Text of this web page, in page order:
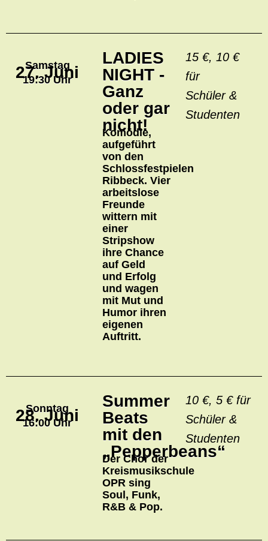
Samstag
27. Juni
19:30 Uhr
LADIES
NIGHT -
Ganz
oder gar
nicht!
Komödie,
aufgeführt
von den
Schlossfestpielen
Ribbeck. Vier
arbeitslose
Freunde
wittern mit
einer
Stripshow
ihre Chance
auf Geld
und Erfolg
und wagen
mit Mut und
Humor ihren
eigenen
Auftritt.
15 €, 10 €
für
Schüler &
Studenten
Sonntag
28. Juni
16:00 Uhr
Summer
Beats
mit den
„Pepperbeans“
Der Chor der
Kreismusikschule
OPR sing
Soul, Funk,
R&B & Pop.
10 €, 5 € für
Schüler &
Studenten